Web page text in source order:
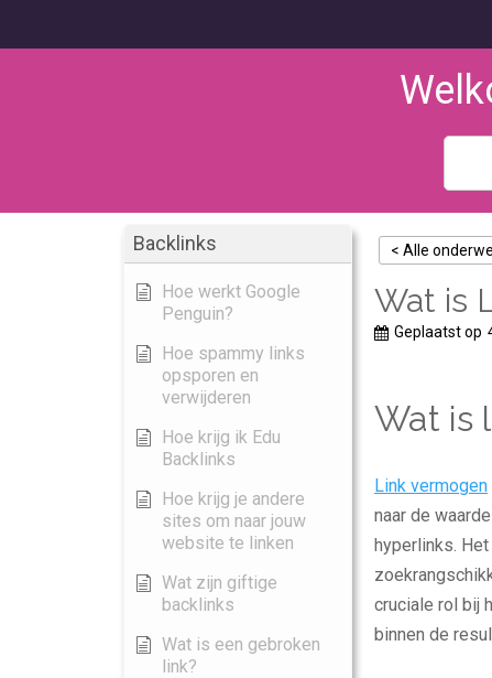
Backlinks
Hoe werkt Google
Penguin?
Hoe spammy links
opsporen en
verwijderen
Hoe krijg ik Edu
Backlinks
Hoe krijg je andere
sites om naar jouw
website te linken
Wat zijn giftige
backlinks
Wat is een gebroken
link?
< Alle
Wat is
Geplaatst op
Wat is
Link vermogen
naar de
hyperlinks.
cruciale rol bij
binnen de